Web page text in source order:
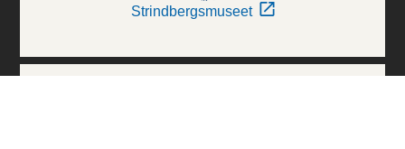
Strindbergsmuseet